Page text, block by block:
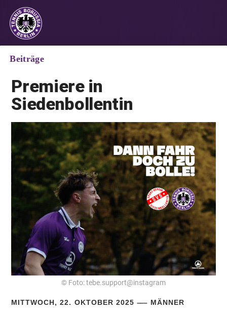
Beiträge
Premiere in
Siedenbollentin
© Foto: tebe.support@instagram
MITTWOCH, 22. OKTOBER 2025 MÄNNER